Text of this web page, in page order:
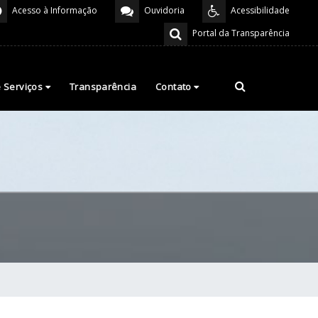
Acessibilidade
Ouvidoria
Acesso à Informação
Portal da Transparência
Serviços Transparência Contato